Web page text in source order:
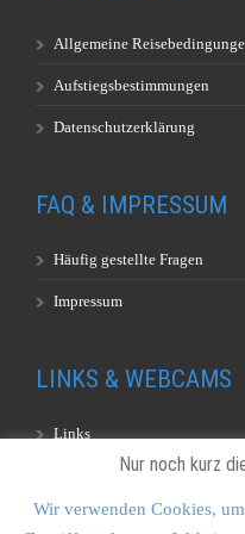
Allgemeine
Aufstiegsbestimmungen
Datenschutzerklärung
FAQ & IMPRESSUM
Häufig gestellte Fragen
Impressum
LINKS & WEBCAMS
Links
Nur noch kurz
Wir verwenden Cookies,